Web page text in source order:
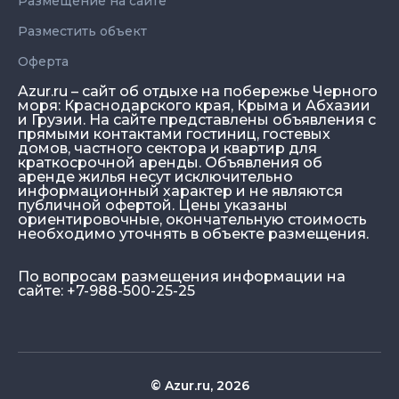
Azur.ru – сайт об отдыхе на побережье Черного
моря: Краснодарского края, Крыма и Абхазии
и Грузии. На сайте представлены объявления с
прямыми контактами гостиниц, гостевых
домов, частного сектора и квартир для
краткосрочной аренды. Объявления об
аренде жилья несут исключительно
информационный характер и не являются
публичной офертой. Цены указаны
ориентировочные, окончательную стоимость
необходимо уточнять в объекте размещения.
По вопросам размещения информации на
сайте: +7-988-500-25-25
Разместить объект
Оферта
© Azur.ru, 2026